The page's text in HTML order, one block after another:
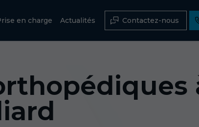
en charge Actualités Contactez-nous